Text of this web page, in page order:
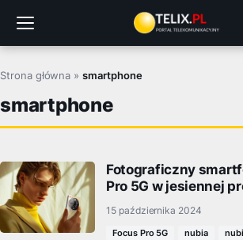
treści
Strona główna »smartphone
smartphone
Fotograficzny
Pro 5G w jesiennej
15 października 2024
Focus Pro 5G nubia